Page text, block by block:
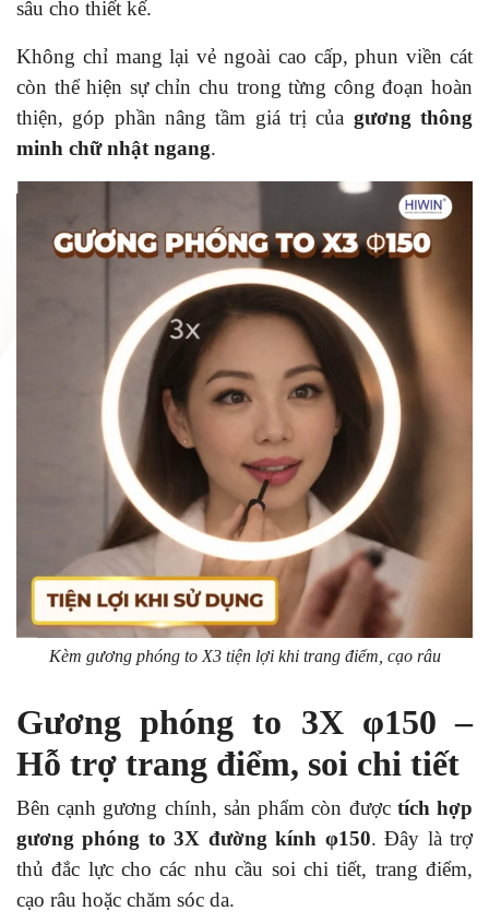
sâu cho thiết kế.
Không chỉ mang lại vẻ ngoài cao cấp, phun viền cát
còn thể hiện sự chỉn chu trong từng công đoạn hoàn
thiện, góp phần nâng tầm giá trị của gương thông
minh chữ nhật ngang.
Kèm gương phóng to X3 tiện lợi khi trang điểm, cạo râu
Gương phóng to 3X φ150 –
Hỗ trợ trang điểm, soi chi tiết
Bên cạnh gương chính, sản phẩm còn được tích hợp
gương phóng to 3X đường kính φ150. Đây là trợ
thủ đắc lực cho các nhu cầu soi chi tiết, trang điểm,
cạo râu hoặc chăm sóc da.